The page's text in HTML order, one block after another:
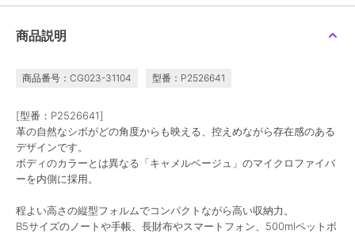
商品説明
商品番号：CG023-31104 型番：P2526641
[型番：P2526641]
革の自然なシボがどの角度からも映える、控えめながら存在感のある
デザインです。
ボディのカラーとは異なる「キャメルベージュ」のマイクロファイバ
ーを内側に採用。
程よい高さの縦型フォルムでコンパクトながら高い収納力。
B5サイズのノートや手帳、長財布やスマートフォン、500mlペットボ